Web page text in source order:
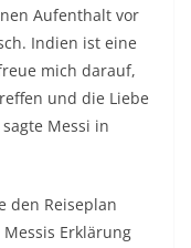
Aufenthalt vor
Indien ist eine
mich darauf,
und die Liebe
Messi in
den Reiseplan
Erklärung